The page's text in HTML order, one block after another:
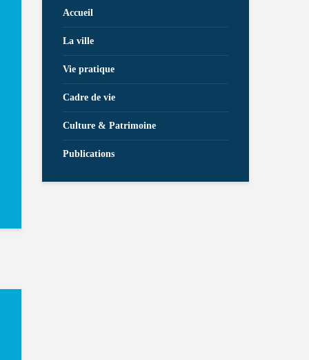
Accueil
La ville
Vie pratique
Cadre de vie
Culture & Patrimoine
Publications